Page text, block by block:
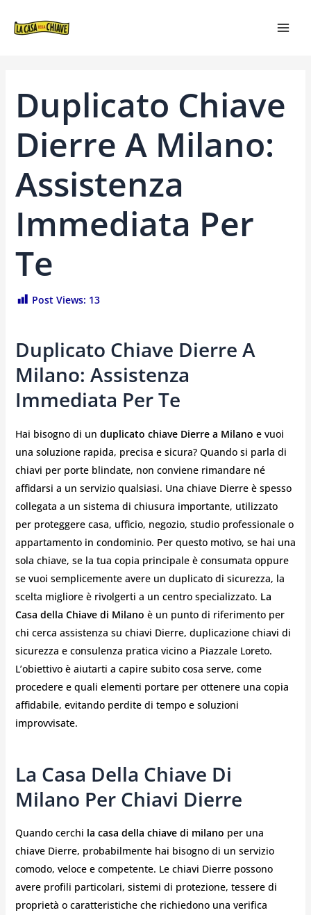
Duplicato Chiave
Dierre A Milano:
Assistenza
Immediata Per
Te
Post Views: 13
Duplicato Chiave Dierre A
Milano: Assistenza
Immediata Per Te
Hai bisogno di un duplicato chiave Dierre a Milano e vuoi
una soluzione rapida, precisa e sicura? Quando si parla di
chiavi per porte blindate, non conviene rimandare né
affidarsi a un servizio qualsiasi. Una chiave Dierre è spesso
collegata a un sistema di chiusura importante, utilizzato
per proteggere casa, ufficio, negozio, studio professionale o
appartamento in condominio. Per questo motivo, se hai una
sola chiave, se la tua copia principale è consumata oppure
se vuoi semplicemente avere un duplicato di sicurezza, la
scelta migliore è rivolgerti a un centro specializzato. La
Casa della Chiave di Milano è un punto di riferimento per
chi cerca assistenza su chiavi Dierre, duplicazione chiavi di
sicurezza e consulenza pratica vicino a Piazzale Loreto.
L’obiettivo è aiutarti a capire subito cosa serve, come
procedere e quali elementi portare per ottenere una copia
affidabile, evitando perdite di tempo e soluzioni
improvvisate.
La Casa Della Chiave Di
Milano Per Chiavi Dierre
Quando cerchi la casa della chiave di milano per una
chiave Dierre, probabilmente hai bisogno di un servizio
comodo, veloce e competente. Le chiavi Dierre possono
avere profili particolari, sistemi di protezione, tessere di
proprietà o caratteristiche che richiedono una verifica
ARTICOLI